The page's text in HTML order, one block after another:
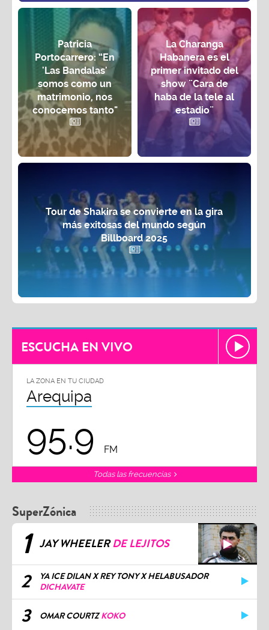
Patricia
Portocarrero: “En
'Las Bandalas'
somos como un
matrimonio, nos
conocemos tanto"
La Charanga
Habanera es el
primer invitado del
show ¨Cara de
haba de la tele al
estadio¨
Tour de Shakira se convierte en la gira
más exitosas del mundo según
Billboard 2025
ESCUCHA EN VIVO
LA ZONA EN TU CIUDAD
Arequipa
95.9 FM
Todas las frecuencias
SuperZónica
1 JAY WHEELERDE LEJITOS
2
YA ICE DILAN X REY TONY X HELABUSADOR
DICHAVATE
3 OMAR COURTZKOKO